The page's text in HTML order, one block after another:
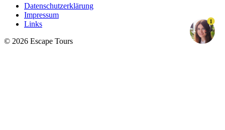
Datenschutzerklärung
Impressum
Links
© 2026 Escape Tours
1